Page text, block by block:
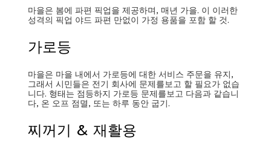
마을은 봄에 파편 픽업을 제공하며, 매년 가을. 이 이러한
성격의 픽업 야드 파편 만없이 가정 용품을 포함 할 것.
가로등
마을은 마을 내에서 가로등에 대한 서비스 주문을 유지,
그래서 시민들은 전기 회사에 문제를보고 할 필요가 없습
니다. 형태는 점등하지 가로등 문제를보고 다음과 같습니
다, 온 오프 점멸, 또는 하루 동안 굽기.
찌꺼기 & 재활용